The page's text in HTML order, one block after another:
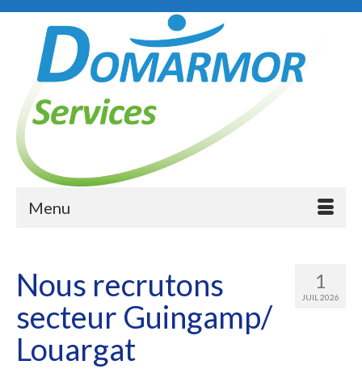
Menu
1
JUIL 2026
Nous recrutons
secteur Guingamp/
Louargat